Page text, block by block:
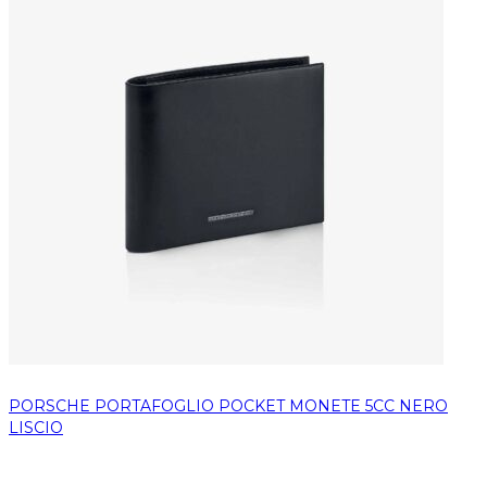
PORSCHE PORTAFOGLIO POCKET MONETE 5CC NERO
LISCIO